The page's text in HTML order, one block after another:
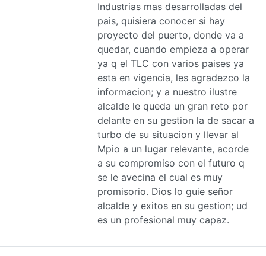
Industrias mas desarrolladas del
pais, quisiera conocer si hay
proyecto del puerto, donde va a
quedar, cuando empieza a operar
ya q el TLC con varios paises ya
esta en vigencia, les agradezco la
informacion; y a nuestro ilustre
alcalde le queda un gran reto por
delante en su gestion la de sacar a
turbo de su situacion y llevar al
Mpio a un lugar relevante, acorde
a su compromiso con el futuro q
se le avecina el cual es muy
promisorio. Dios lo guie señor
alcalde y exitos en su gestion; ud
es un profesional muy capaz.